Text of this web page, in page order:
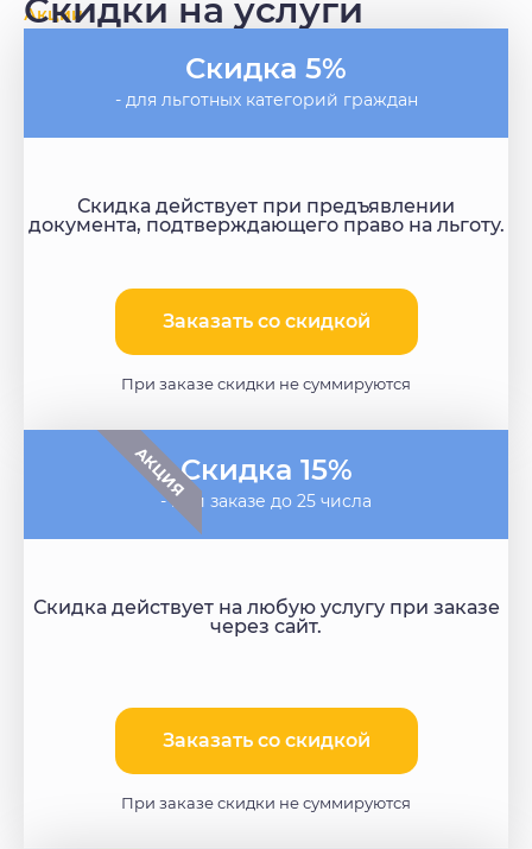
Акции
Скидки на услуги
Скидка 5%
- для льготных категорий граждан
Скидка действует при предъявлении
документа, подтверждающего право на льготу.
Заказать со скидкой​
При заказе скидки не суммируются
АКЦИЯСкидка 15%
- при заказе до 25 числа
Скидка действует на любую услугу при заказе
через сайт.
Заказать со скидкой
При заказе скидки не суммируются